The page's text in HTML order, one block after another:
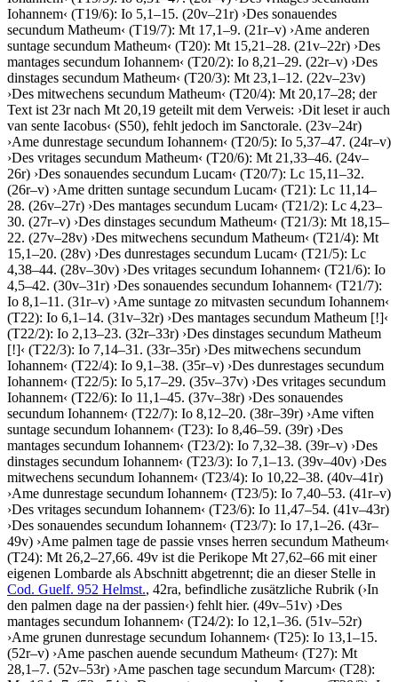
Iohannem‹ (T19/6): Io 5,1–15. (20v–21r) ›Des sonauendes
secundum Matheum‹ (T19/7): Mt 17,1–9. (21r–v) ›Ame anderen
suntage secundum Matheum‹ (T20): Mt 15,21–28. (21v–22r) ›Des
mantages secundum Iohannem‹ (T20/2): Io 8,21–29. (22r–v) ›Des
dinstages secundum Matheum‹ (T20/3): Mt 23,1–12. (22v–23v)
›Des mitwechens secundum Matheum‹ (T20/4): Mt 20,17–28; der
Text ist 23r nach Mt 20,19 geteilt mit dem Verweis: ›Dit leset ir auch
van sente Iacobus‹ (S50), fehlt jedoch im Sanctorale. (23v–24r)
›Ame dunrestage secundum Iohannem‹ (T20/5): Io 5,37–47. (24r–v)
›Des vritages secundum Matheum‹ (T20/6): Mt 21,33–46. (24v–
26r) ›Des sonauendes secundum Lucam‹ (T20/7): Lc 15,11–32.
(26r–v) ›Ame dritten suntage secundum Lucam‹ (T21): Lc 11,14–
28. (26v–27r) ›Des mantages secundum Lucam‹ (T21/2): Lc 4,23–
30. (27r–v) ›Des dinstages secundum Matheum‹ (T21/3): Mt 18,15–
22. (27v–28v) ›Des mitwechens secundum Matheum‹ (T21/4): Mt
15,1–20. (28v) ›Des dunrestages secundum Lucam‹ (T21/5): Lc
4,38–44. (28v–30v) ›Des vritages secundum Iohannem‹ (T21/6): Io
4,5–42. (30v–31r) ›Des sonauendes secundum Iohannem‹ (T21/7):
Io 8,1–11. (31r–v) ›Ame suntage zo mitvasten secundum Iohannem‹
(T22): Io 6,1–14. (31v–32r) ›Des mantages secundum Matheum [!]‹
(T22/2): Io 2,13–23. (32r–33r) ›Des dinstages secundum Matheum
[!]‹ (T22/3): Io 7,14–31. (33r–35r) ›Des mitwechens secundum
Iohannem‹ (T22/4): Io 9,1–38. (35r–v) ›Des dunrestages secundum
Iohannem‹ (T22/5): Io 5,17–29. (35v–37v) ›Des vritages secundum
Iohannem‹ (T22/6): Io 11,1–45. (37v–38r) ›Des sonauendes
secundum Iohannem‹ (T22/7): Io 8,12–20. (38r–39r) ›Ame viften
suntage secundum Iohannem‹ (T23): Io 8,46–59. (39r) ›Des
mantages secundum Iohannem‹ (T23/2): Io 7,32–38. (39r–v) ›Des
dinstages secundum Iohannem‹ (T23/3): Io 7,1–13. (39v–40v) ›Des
mitwechens secundum Iohannem‹ (T23/4): Io 10,22–38. (40v–41r)
›Ame dunrestage secundum Iohannem‹ (T23/5): Io 7,40–53. (41r–v)
›Des vritages secundum Iohannem‹ (T23/6): Io 11,47–54. (41v–43r)
›Des sonauendes secundum Iohannem‹ (T23/7): Io 17,1–26. (43r–
49v) ›Ame palmen tage de passie vnses herren secundum Matheum‹
(T24): Mt 26,2–27,66. 49v ist die Perikope Mt 27,62–66 mit einer
eigenen Lombarde als Abschnitt abgetrennt; die an dieser Stelle in
Cod. Guelf. 952 Helmst., 42ra, befindliche zusätzliche Rubrik (›In
den palmen dage na der passien‹) fehlt hier. (49v–51v) ›Des
mantages secundum Iohannem‹ (T24/2): Io 12,1–36. (51v–52r)
›Ame grunen dunrestage secundum Iohannem‹ (T25): Io 13,1–15.
(52r–v) ›Ame paschen auende secundum Matheum‹ (T27): Mt
28,1–7. (52v–53r) ›Ame paschen tage secundum Marcum‹ (T28):